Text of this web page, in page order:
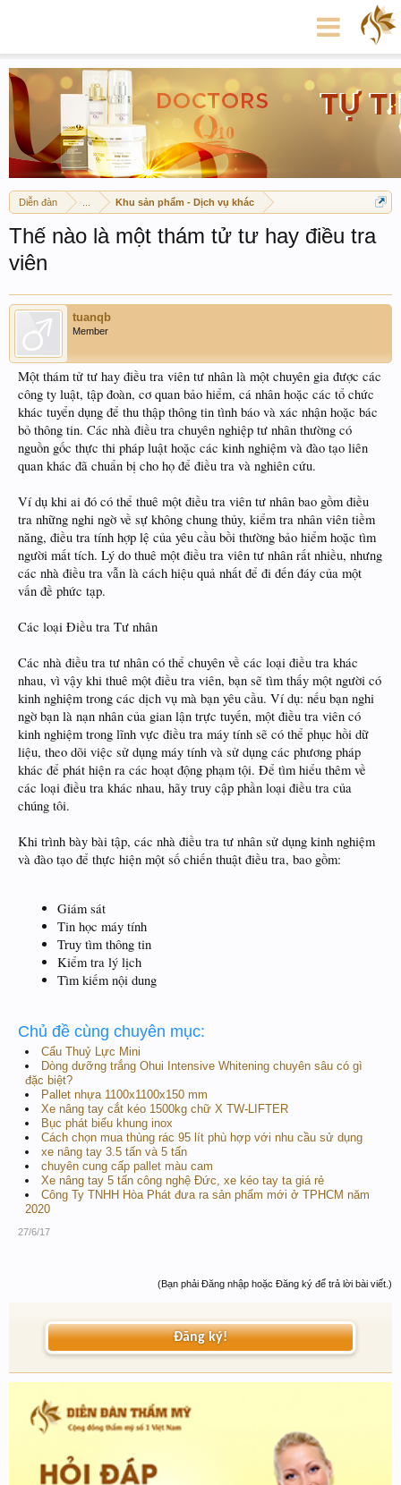
Diễn đàn Khu sản phẩm - Dịch vụ khác
Thế nào là một thám tử tư hay điều tra
viên
tuanqb
Member
Một thám tử tư hay điều tra viên tư nhân là một chuyên gia được các
công ty luật, tập đoàn, cơ quan bảo hiểm, cá nhân hoặc các tổ chức
khác tuyển dụng để thu thập thông tin tình báo và xác nhận hoặc bác
bỏ thông tin. Các nhà điều tra chuyên nghiệp tư nhân thường có
nguồn gốc thực thi pháp luật hoặc các kinh nghiệm và đào tạo liên
quan khác đã chuẩn bị cho họ để điều tra và nghiên cứu.
Ví dụ khi ai đó có thể thuê một điều tra viên tư nhân bao gồm điều
tra những nghi ngờ về sự không chung thủy, kiểm tra nhân viên tiềm
năng, điều tra tính hợp lệ của yêu cầu bồi thường bảo hiểm hoặc tìm
người mất tích. Lý do thuê một điều tra viên tư nhân rất nhiều, nhưng
các nhà điều tra vẫn là cách hiệu quả nhất để đi đến đáy của một
vấn đề phức tạp.
Các loại Điều tra Tư nhân
Các nhà điều tra tư nhân có thể chuyên về các loại điều tra khác
nhau, vì vậy khi thuê một điều tra viên, bạn sẽ tìm thấy một người có
kinh nghiệm trong các dịch vụ mà bạn yêu cầu. Ví dụ: nếu bạn nghi
ngờ bạn là nạn nhân của gian lận trực tuyến, một điều tra viên có
kinh nghiệm trong lĩnh vực điều tra máy tính sẽ có thể phục hồi dữ
liệu, theo dõi việc sử dụng máy tính và sử dụng các phương pháp
khác để phát hiện ra các hoạt động phạm tội. Để tìm hiểu thêm về
các loại điều tra khác nhau, hãy truy cập phần loại điều tra của
chúng tôi.
Khi trình bày bài tập, các nhà điều tra tư nhân sử dụng kinh nghiệm
và đào tạo để thực hiện một số chiến thuật điều tra, bao gồm:
Giám sát
Tin học máy tính
Truy tìm thông tin
Kiểm tra lý lịch
Tìm kiếm nội dung
Chủ đề cùng chuyên mục:
Cẩu Thuỷ Lực Mini
Dòng dưỡng trắng Ohui Intensive Whitening chuyên sâu có gì
đặc biệt?
Pallet nhựa 1100x1100x150 mm
Xe nâng tay cắt kéo 1500kg chữ X TW-LIFTER
Bục phát biểu khung inox
Cách chọn mua thùng rác 95 lít phù hợp với nhu cầu sử dụng
xe nâng tay 3.5 tấn và 5 tấn
chuyên cung cấp pallet màu cam
Xe nâng tay 5 tấn công nghệ Đức, xe kéo tay ta giá rẻ
Công Ty TNHH Hòa Phát đưa ra sản phẩm mới ở TPHCM năm
2020
27/6/17
(Bạn phải Đăng nhập hoặc Đăng ký để trả lời bài viết.)
Đăng ký!